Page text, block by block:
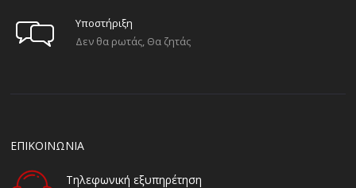
Υποστήριξη
Δεν θα ρωτάς, Θα ζητάς
ΕΠΙΚΟΙΝΩΝΙΑ
Τηλεφωνική εξυπηρέτηση